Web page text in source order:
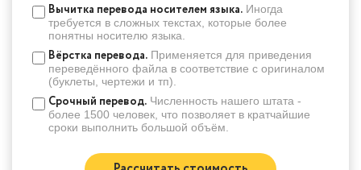
Вычитка перевода носителем языка. Иногда
требуется в сложных текстах, которые более
понятны носителю языка.
Вёрстка перевода. Применяется для приведения
переведённого файла в соответствие с оригиналом
(буклеты, чертежи и тп).
Срочный перевод. Численность нашего штата -
более 1500 человек, что позволяет в кратчайшие
сроки выполнить большой объём.